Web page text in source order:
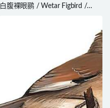
白腹裸眼鹂 / Wetar Figbird /